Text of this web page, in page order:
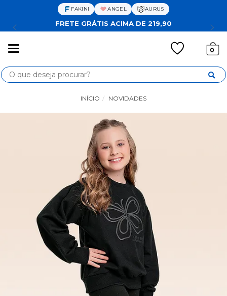
FAKINI ANGEL AURUS
FRETE GRÁTIS ACIMA DE 219,90
0
Busca
INÍCIO NOVIDADES